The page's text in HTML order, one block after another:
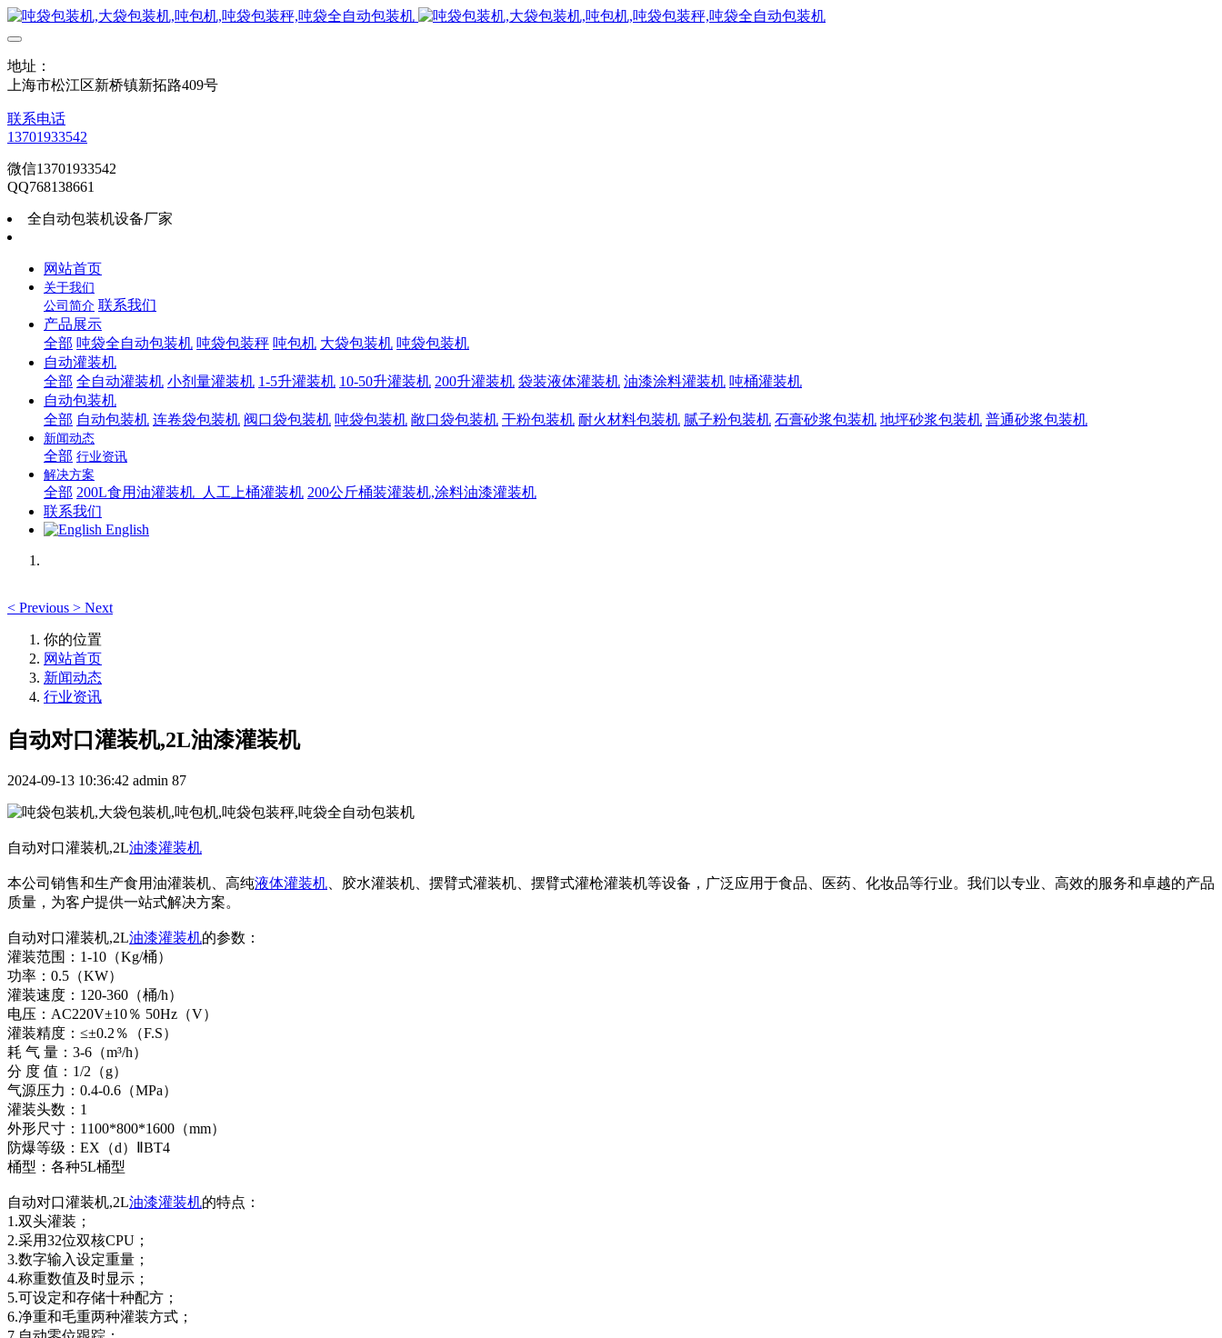
地址：
上海市松江区新桥镇新拓路409号
联系电话
13701933542
微信13701933542
QQ768138661
全自动包装机设备厂家
网站首页
关于我们
公司简介 联系我们
产品展示
全部 吨袋全自动包装机 吨袋包装秤 吨包机 大袋包装机 吨袋包装机
自动灌装机
全部 全自动灌装机 小剂量灌装机 1-5升灌装机 10-50升灌装机 200升灌装机 袋装液体灌装机 油漆涂料灌装机 吨桶灌装机
自动包装机
全部 自动包装机 连卷袋包装机 阀口袋包装机 吨袋包装机 敞口袋包装机 干粉包装机 耐火材料包装机 腻子粉包装机 石膏砂浆包装机 地坪砂浆包装机 普通砂浆包装机
新闻动态
全部 行业资讯
解决方案
全部 200L食用油灌装机_人工上桶灌装机 200公斤桶装灌装机,涂料油漆灌装机
联系我们
English
< Previous > Next
你的位置
网站首页
新闻动态
行业资讯
自动对口灌装机,2L油漆灌装机
2024-09-13 10:36:42 admin 87
自动对口灌装机,2L油漆灌装机
本公司销售和生产食用油灌装机、高纯液体灌装机 、胶水灌装机、摆臂式灌装机、摆臂式灌枪灌装机等设备，广泛应用于食品、医药、化妆品等行业。我们以专业、高效的服务和卓越的产品
质量，为客户提供一站式解决方案。
自动对口灌装机,2L油漆灌装机的参数：
灌装范围：1-10（Kg/桶）
功率：0.5（KW）
灌装速度：120-360（桶/h）
电压：AC220V±10％ 50Hz（V）
灌装精度：≤±0.2％（F.S）
耗 气 量：3-6（m³/h）
分 度 值：1/2（g）
气源压力：0.4-0.6（MPa）
灌装头数：1
外形尺寸：1100*800*1600（mm）
防爆等级：EX（d）ⅡBT4
桶型：各种5L桶型
自动对口灌装机,2L油漆灌装机的特点：
1.双头灌装；
2.采用32位双核CPU；
3.数字输入设定重量；
4.称重数值及时显示；
5.可设定和存储十种配方；
6.净重和毛重两种灌装方式；